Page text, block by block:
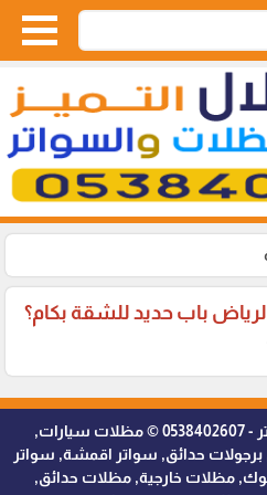
باب حديد للشقة بكام؟
ظلال التميز للمظلات والسواتر - 0538402607 © مظلات سيارات,
حدائق, سواتر اقمشة, سواتر
مظلات خارجية, مظلات حدائق,